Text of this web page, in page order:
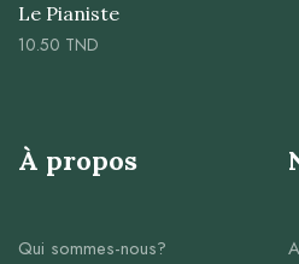
Le Pianiste
10.50 TND
À propos
Qui sommes-nous?